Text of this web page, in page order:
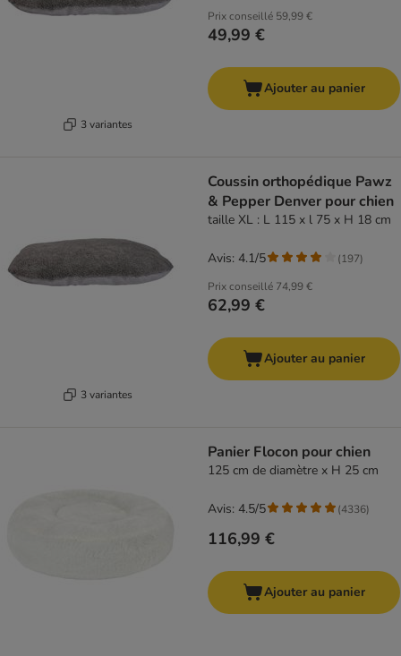
3 variantes
Prix conseillé 59,99 €
49,99 €
Ajouter au panier
3 variantes
Coussin orthopédique Pawz
& Pepper Denver pour chien
taille XL : L 115 x l 75 x H 18 cm
Prix conseillé 74,99 €
62,99 €
Avis: 4.1/5 (197)
Ajouter au panier
Panier Flocon pour chien
125 cm de diamètre x H 25 cm
116,99 €
Avis: 4.5/5 (4336)
Ajouter au panier